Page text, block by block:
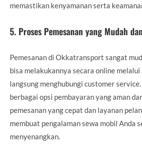
memastikan kenyamanan serta
5. Proses Pemesanan yang Mudah
Pemesanan di Okkatransport sangat
bisa melakukannya secara online
langsung menghubungi customer
berbagai opsi pembayaran yang aman
pemesanan yang cepat dan layanan
membuat pengalaman sewa mobil Anda
menyenangkan.